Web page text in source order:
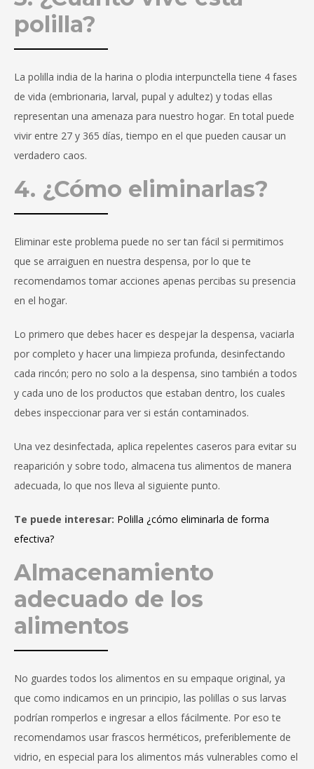
polilla?
La polilla india de la harina o plodia interpunctella tiene 4 fases
de vida (embrionaria, larval, pupal y adultez) y todas ellas
representan una amenaza para nuestro hogar. En total puede
vivir entre 27 y 365 días, tiempo en el que pueden causar un
verdadero caos.
4. ¿Cómo eliminarlas?
Eliminar este problema puede no ser tan fácil si permitimos
que se arraiguen en nuestra despensa, por lo que te
recomendamos tomar acciones apenas percibas su presencia
en el hogar.
Lo primero que debes hacer es despejar la despensa, vaciarla
por completo y hacer una limpieza profunda, desinfectando
cada rincón; pero no solo a la despensa, sino también a todos
y cada uno de los productos que estaban dentro, los cuales
debes inspeccionar para ver si están contaminados.
Una vez desinfectada, aplica repelentes caseros para evitar su
reaparición y sobre todo, almacena tus alimentos de manera
adecuada, lo que nos lleva al siguiente punto.
Te puede interesar: Polilla ¿cómo eliminarla de forma
efectiva?
Almacenamiento
adecuado de los
alimentos
No guardes todos los alimentos en su empaque original, ya
que como indicamos en un principio, las polillas o sus larvas
podrían romperlos e ingresar a ellos fácilmente. Por eso te
recomendamos usar frascos herméticos, preferiblemente de
vidrio, en especial para los alimentos más vulnerables como el